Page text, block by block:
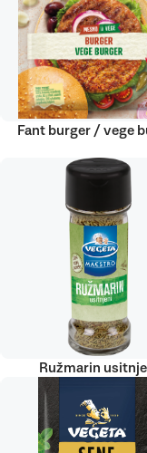
Fant burger / vege
Ružmarin